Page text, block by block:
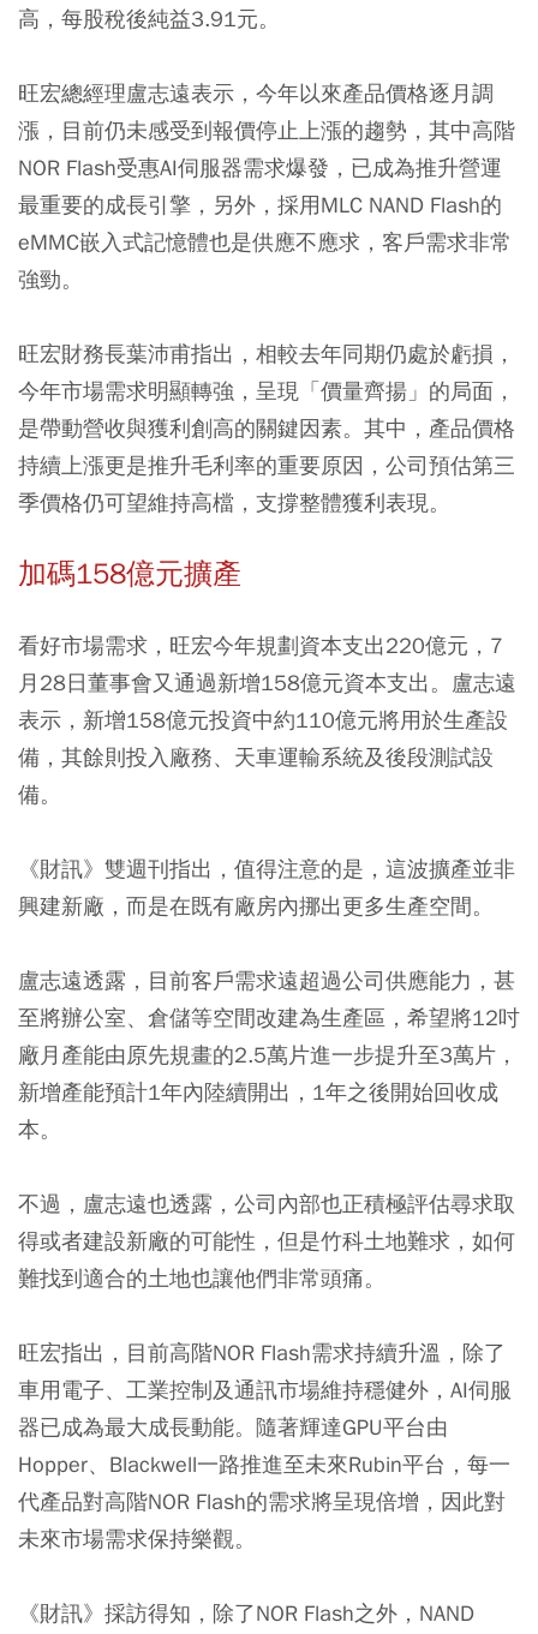
高，每股稅後純益3.91元。
旺宏總經理盧志遠表示，今年以來產品價格逐月調
漲，目前仍未感受到報價停止上漲的趨勢，其中高階
NOR Flash受惠AI伺服器需求爆發，已成為推升營運
最重要的成長引擎，另外，採用MLC NAND Flash的
eMMC嵌入式記憶體也是供應不應求，客戶需求非常
強勁。
旺宏財務長葉沛甫指出，相較去年同期仍處於虧損，
今年市場需求明顯轉強，呈現「價量齊揚」的局面，
是帶動營收與獲利創高的關鍵因素。其中，產品價格
持續上漲更是推升毛利率的重要原因，公司預估第三
季價格仍可望維持高檔，支撐整體獲利表現。
加碼158億元擴產
看好市場需求，旺宏今年規劃資本支出220億元，7
月28日董事會又通過新增158億元資本支出。盧志遠
表示，新增158億元投資中約110億元將用於生產設
備，其餘則投入廠務、天車運輸系統及後段測試設
備。
《財訊》雙週刊指出，值得注意的是，這波擴產並非
興建新廠，而是在既有廠房內挪出更多生產空間。
盧志遠透露，目前客戶需求遠超過公司供應能力，甚
至將辦公室、倉儲等空間改建為生產區，希望將12吋
廠月產能由原先規畫的2.5萬片進一步提升至3萬片，
新增產能預計1年內陸續開出，1年之後開始回收成
本。
不過，盧志遠也透露，公司內部也正積極評估尋求取
得或者建設新廠的可能性，但是竹科土地難求，如何
難找到適合的土地也讓他們非常頭痛。
旺宏指出，目前高階NOR Flash需求持續升溫，除了
車用電子、工業控制及通訊市場維持穩健外，AI伺服
器已成為最大成長動能。隨著輝達GPU平台由
Hopper、Blackwell一路推進至未來Rubin平台，每一
代產品對高階NOR Flash的需求將呈現倍增，因此對
未來市場需求保持樂觀。
《財訊》採訪得知，除了NOR Flash之外，NAND